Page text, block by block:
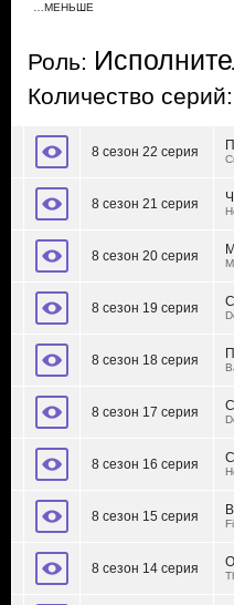
…МЕНЬШЕ
Роль:
Количество
8 сезон 22 серия
8 сезон 21 серия
8 сезон 20 серия
8 сезон 19 серия
8 сезон 18 серия
8 сезон 17 серия
8 сезон 16 серия
8 сезон 15 серия
8 сезон 14 серия